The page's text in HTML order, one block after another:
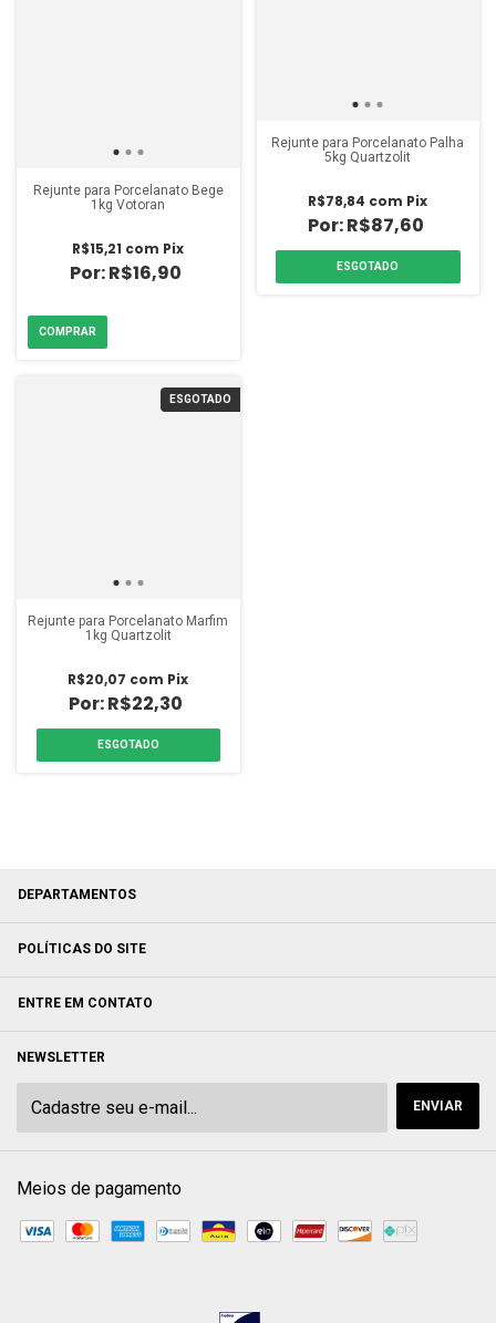
Rejunte para Porcelanato Bege
1kg Votoran
R$16,90
R$15,21 com Pix
Rejunte para Porcelanato Palha
5kg Quartzolit
R$87,60
R$78,84 com Pix
ESGOTADO
ESGOTADO
Rejunte para Porcelanato Marfim
1kg Quartzolit
R$22,30
R$20,07 com Pix
ESGOTADO
DEPARTAMENTOS
POLÍTICAS DO SITE
ENTRE EM CONTATO
NEWSLETTER
Meios de pagamento